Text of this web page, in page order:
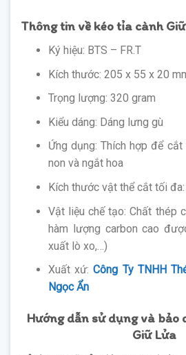
Thông tin về kéo tỉa cành
Ký hiệu: BTS – FR.T
Kích thước: 205 x 55 x 20
Trọng lượng: 320 gram
Kiểu dáng: Dáng lưng gù
Ứng dụng: Thích hợp để
non và ngắt hoa
Kích thước vật thể cắt tối
Vật liệu chế tạo: Chất thép
hàm lượng carbon cao
xuất lò xo,…)
Xuất xứ:Công Ty TNHH
Ngọc Ẩn
Hướng dẫn sử dụng và bảo
Giữ Lửa